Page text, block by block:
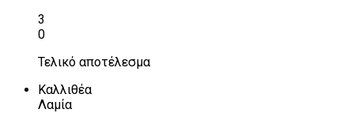
3
0
Τελικό αποτέλεσμα
Καλλιθέα
Λαμία